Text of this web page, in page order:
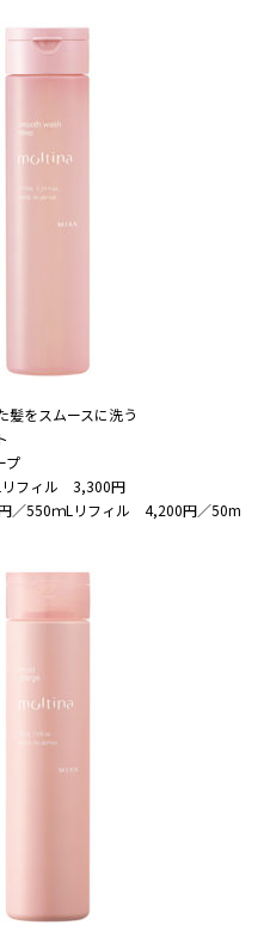
髪をスムースに洗う
プ
フィル 3,300円
／550ｍLリフィル 4,200円／50m